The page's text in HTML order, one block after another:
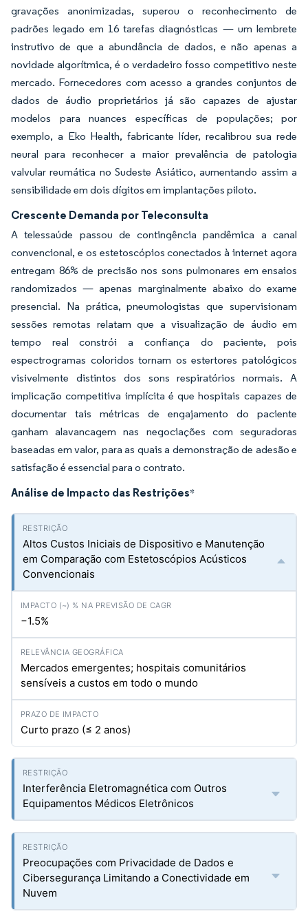
gravações anonimizadas, superou o reconhecimento de
padrões legado em 16 tarefas diagnósticas — um lembrete
instrutivo de que a abundância de dados, e não apenas a
novidade algorítmica, é o verdadeiro fosso competitivo neste
mercado. Fornecedores com acesso a grandes conjuntos de
dados de áudio proprietários já são capazes de ajustar
modelos para nuances específicas de populações; por
exemplo, a Eko Health, fabricante líder, recalibrou sua rede
neural para reconhecer a maior prevalência de patologia
valvular reumática no Sudeste Asiático, aumentando assim a
sensibilidade em dois dígitos em implantações piloto.
Crescente Demanda por Teleconsulta
A telessaúde passou de contingência pandêmica a canal
convencional, e os estetoscópios conectados à internet agora
entregam 86% de precisão nos sons pulmonares em ensaios
randomizados — apenas marginalmente abaixo do exame
presencial. Na prática, pneumologistas que supervisionam
sessões remotas relatam que a visualização de áudio em
tempo real constrói a confiança do paciente, pois
espectrogramas coloridos tornam os estertores patológicos
visivelmente distintos dos sons respiratórios normais. A
implicação competitiva implícita é que hospitais capazes de
documentar tais métricas de engajamento do paciente
ganham alavancagem nas negociações com seguradoras
baseadas em valor, para as quais a demonstração de adesão e
satisfação é essencial para o contrato.
Análise de Impacto das Restrições*
Altos Custos Iniciais de Dispositivo e Manutenção
em Comparação com Estetoscópios Acústicos
Convencionais
−1.5%
Mercados emergentes; hospitais comunitários
sensíveis a custos em todo o mundo
Curto prazo (≤ 2 anos)
Interferência Eletromagnética com Outros
Equipamentos Médicos Eletrônicos
Preocupações com Privacidade de Dados e
Cibersegurança Limitando a Conectividade em
Nuvem